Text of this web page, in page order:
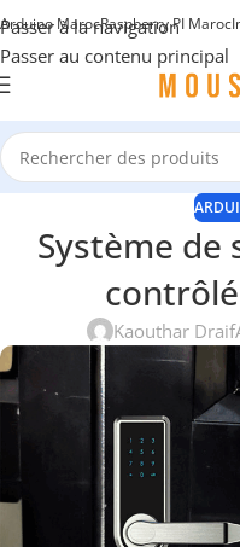
Passer à la navigation
Passer au contenu principal
Arduino MarocRaspberry PI Maroc
Système de
Kaouthar Draif